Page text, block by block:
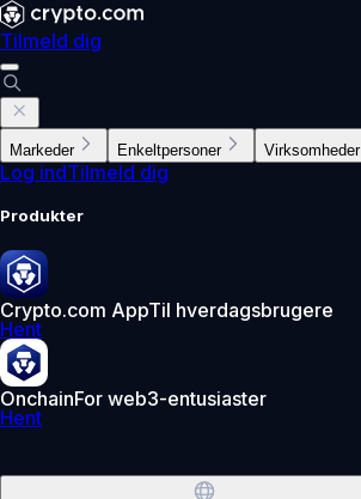
Tilmeld dig
Markeder Enkeltpersoner Virksomheder
Log indTilmeld dig
Produkter
Crypto.com AppTil hverdagsbrugere
Hent
OnchainFor web3-entusiaster
Hent